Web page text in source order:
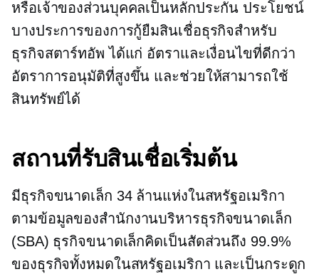
หรือเจ้าของส่วนบุคคลเป็นหลักประกัน ประโยชน์
บางประการของการกู้ยืมสินเชื่อธุรกิจสำหรับ
ธุรกิจสตาร์ทอัพ ได้แก่ อัตราและเงื่อนไขที่ดีกว่า
อัตราการอนุมัติที่สูงขึ้น และช่วยให้สามารถใช้
สินทรัพย์ได้
สถานที่รับสินเชื่อเริ่มต้น
มีธุรกิจขนาดเล็ก 34 ล้านแห่งในสหรัฐอเมริกา
ตามข้อมูลของสำนักงานบริหารธุรกิจขนาดเล็ก
(SBA) ธุรกิจขนาดเล็กคิดเป็นสัดส่วนถึง 99.9%
ของธุรกิจทั้งหมดในสหรัฐอเมริกา และเป็นกระดูก